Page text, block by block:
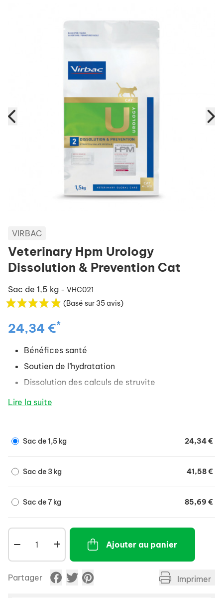
VIRBAC
Veterinary Hpm Urology
Dissolution & Prevention Cat
Sac de 1,5 kg - VHC021
(Basé sur 35 avis)
24,34 €*
Bénéfices santé
Soutien de l’hydratation
Dissolution des calculs de struvite
Prévention des récidives de calculs de struvite et
Aide au maintien du poids
Lire la suite
Sac de 1,5 kg 24,34 €
Sac de 3 kg 41,58 €
Sac de 7 kg 85,69 €
Ajouter au panier
Partager Imprimer